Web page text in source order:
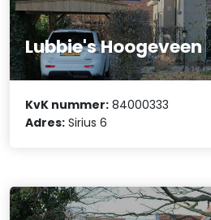
Lubbie's Hoogeveen
KvK nummer: 84000333
Adres: Sirius 6